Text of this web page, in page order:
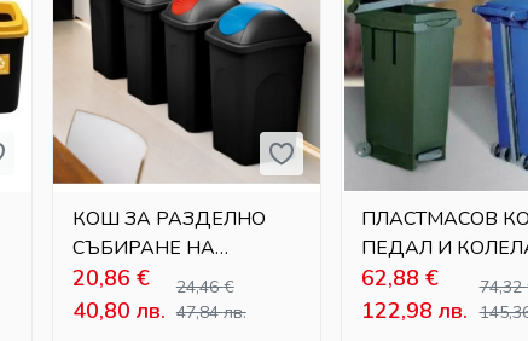
КОШ ЗА РАЗДЕЛНО
СЪБИРАНЕ НА
ОТПАДЪЦИ С
ЛЮЛЕЕЩ СЕ КАПАК –
60 Л
20,86 €
40,80 лв.
24,46€
47,84лв.
ПЛАСТМАСОВ
ПЕДАЛ И
РАЗДЕЛНО
– 80 Л
62,88€
122,98лв.
74,32